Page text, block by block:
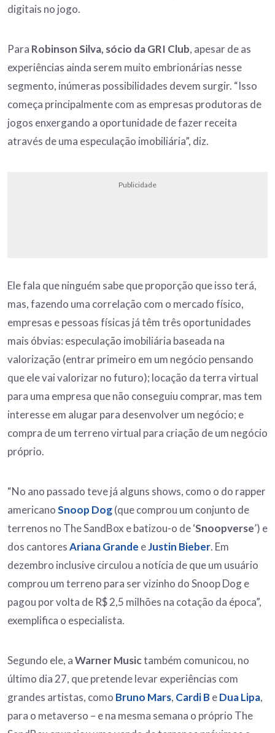
digitais no jogo.
Para Robinson Silva, sócio da GRI Club, apesar de as
experiências ainda serem muito embrionárias nesse
segmento, inúmeras possibilidades devem surgir. “Isso
começa principalmente com as empresas produtoras de
jogos enxergando a oportunidade de fazer receita
através de uma especulação imobiliária”, diz.
Publicidade
Ele fala que ninguém sabe que proporção que isso terá,
mas, fazendo uma correlação com o mercado físico,
empresas e pessoas físicas já têm três oportunidades
mais óbvias: especulação imobiliária baseada na
valorização (entrar primeiro em um negócio pensando
que ele vai valorizar no futuro); locação da terra virtual
para uma empresa que não conseguiu comprar, mas tem
interesse em alugar para desenvolver um negócio; e
compra de um terreno virtual para criação de um negócio
próprio.
“No ano passado teve já alguns shows, como o do rapper
americanoSnoop Dog(que comprou um conjunto de
terrenos no The SandBox e batizou-o de ‘Snoopverse’) e
dos cantoresAriana Grande eJustin Bieber. Em
dezembro inclusive circulou a notícia de que um usuário
comprou um terreno para ser vizinho do Snoop Dog e
pagou por volta de R$ 2,5 milhões na cotação da época”,
exemplifica o especialista.
Segundo ele, aWarner Musictambém comunicou, no
último dia 27, que pretende levar experiências com
grandes artistas, como Bruno Mars, Cardi B eDua Lipa,
para o metaverso – e na mesma semana o próprio The